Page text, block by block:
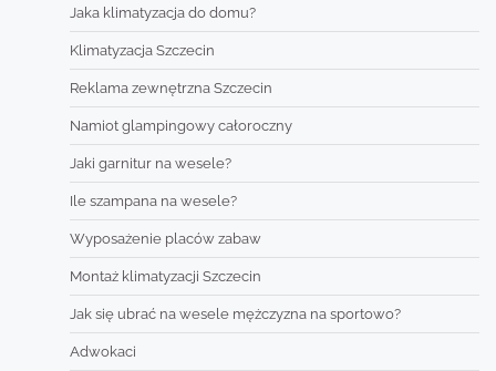
Jaka klimatyzacja do domu?
Klimatyzacja Szczecin
Reklama zewnętrzna Szczecin
Namiot glampingowy całoroczny
Jaki garnitur na wesele?
Ile szampana na wesele?
Wyposażenie placów zabaw
Montaż klimatyzacji Szczecin
Jak się ubrać na wesele mężczyzna na sportowo?
Adwokaci